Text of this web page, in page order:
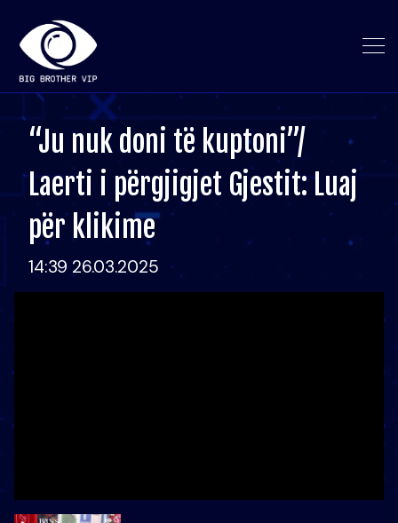
“Ju nuk doni të kuptoni”/
Laerti i përgjigjet Gjestit: Luaj
për klikime
14:39 26.03.2025